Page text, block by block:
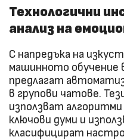
Технологични
анализ на
С напредъка на
машинното обучение
предлагат
в групови чатове.
използват алгоритми
ключови думи и
класифицират